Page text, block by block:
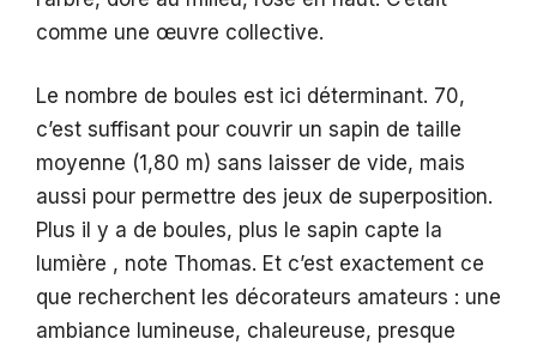
comme une œuvre collective.
Le nombre de boules est ici déterminant. 70,
c’est suffisant pour couvrir un sapin de taille
moyenne (1,80 m) sans laisser de vide, mais
aussi pour permettre des jeux de superposition.
Plus il y a de boules, plus le sapin capte la
lumière , note Thomas. Et c’est exactement ce
que recherchent les décorateurs amateurs : une
ambiance lumineuse, chaleureuse, presque